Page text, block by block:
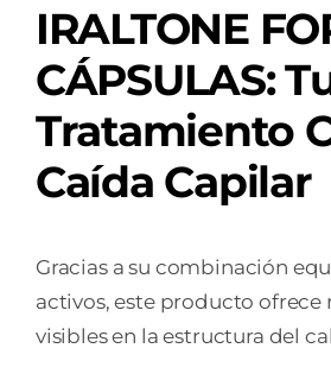
IRALTONE
CÁPSULAS:
Tratamiento
Caída Capilar
Gracias a su combinación
activos, este producto ofrece
visibles en la estructura del